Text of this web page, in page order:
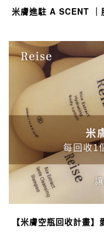
米膚進駐 A SCENT ｜
【米膚空瓶回收計畫